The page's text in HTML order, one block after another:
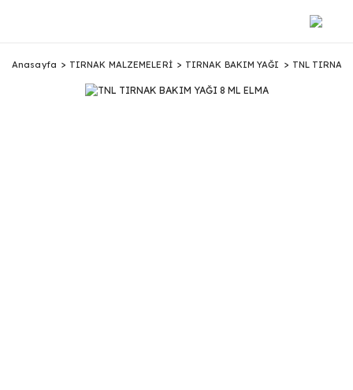
Anasayfa TIRNAK MALZEMELERİ TIRNAK BAKIM YAĞI TNL TIRNAK